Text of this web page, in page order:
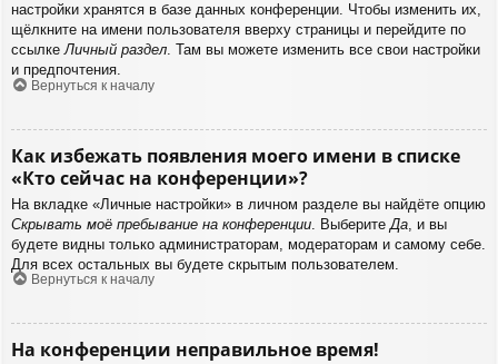
настройки хранятся в базе данных конференции. Чтобы изменить их,
щёлкните на имени пользователя вверху страницы и перейдите по
ссылкеЛичный раздел. Там вы можете изменить все свои настройки
и предпочтения.
Вернуться к началу
Как избежать появления моего имени в списке
«Кто сейчас на конференции»?
На вкладке «Личные настройки» в личном разделе вы найдёте опцию
Скрывать моё пребывание на конференции . Выберите Да , и вы
будете видны только администраторам, модераторам и самому себе.
Для всех остальных вы будете скрытым пользователем.
Вернуться к началу
На конференции неправильное время!